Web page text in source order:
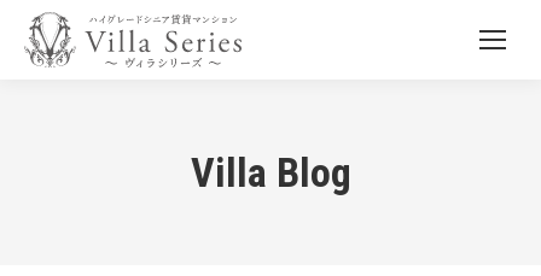
Villa Blog